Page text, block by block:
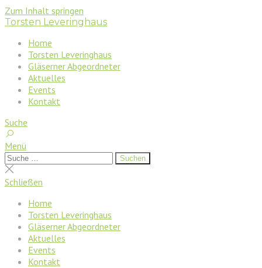
Zum Inhalt springen
Torsten Leveringhaus
Home
Torsten Leveringhaus
Gläserner Abgeordneter
Aktuelles
Events
Kontakt
Suche
Menü
Suchen
nach:
Suchen
Suche
schließen
Schließen
Home
Torsten Leveringhaus
Gläserner Abgeordneter
Aktuelles
Events
Kontakt